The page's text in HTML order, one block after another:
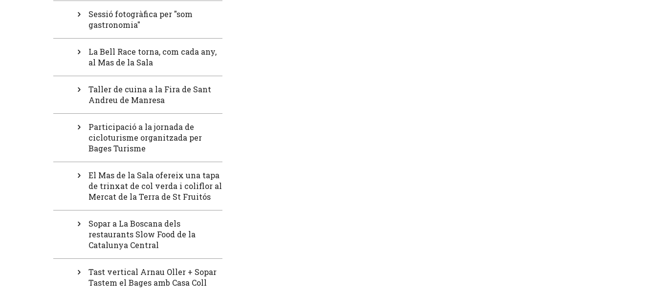
Sessió fotogràfica per "som
gastronomia"
La Bell Race torna, com cada any,
al Mas de la Sala
Taller de cuina a la Fira de Sant
Andreu de Manresa
Participació a la jornada de
cicloturisme organitzada per
Bages Turisme
El Mas de la Sala ofereix una tapa
de trinxat de col verda i coliflor al
Mercat de la Terra de St Fruitós
Sopar a La Boscana dels
restaurants Slow Food de la
Catalunya Central
Tast vertical Arnau Oller + Sopar
Tastem el Bages amb Casa Coll